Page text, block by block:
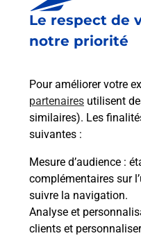
Le respect de
notre priorité
Pour améliorer votre
partenaires utilisent
similaires). Les
suivantes :
Mesure d’audience :
complémentaires sur
suivre la navigation.
Analyse et
clients et
S'inscrire
Vous cherchez à
ou moto dans la
nos solutions.